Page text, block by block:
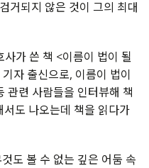
거되지 않은 것이 그의 최대
가 쓴 책 <이름이 법이 될
자 출신으로, 이름이 법이
관련 사람들을 인터뷰해 책
도 나오는데 책을 읽다가
도 볼 수 없는 깊은 어둠 속